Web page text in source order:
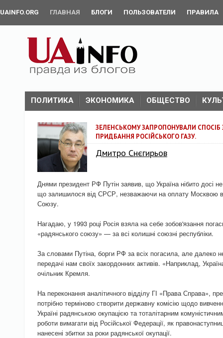
UAINFO.ORG ГЛАВНАЯ БЛОГИ ПОЛЬЗОВАТЕЛИ ПРАВИЛА
ПОЛИТИКА ЭКОНОМИКА ОБЩЕСТВО
ЗЕЛЕНСЬКОМУ ЗАПРОПОНУВАЛИ
ПРИДБАННЯ РОСІЙСЬКОГО ГАЗУ.
Дмитро Снєгирьов
Днями президент РФ Путін заявив, що Україна нібито досі
що залишилося від СРСР, незважаючи на оплату Москвою
Союзу.
Нагадаю, у 1993 році Росія взяла на себе зобов'язання
«радянського союзу» — за всі колишні союзні республіки.
За словами Путіна, борги РФ за всіх погасила, але далеко
передачі нам своїх закордонних активів. «Наприклад,
очільник Кремля.
На переконання аналітичного відділу ГІ «Права Справа»,
потрібно терміново створити державну комісію щодо
Україні радянською окупацією та тоталітарним
роботи вимагати від Російської Федерації, як
нанесені збитки за роки радянської окупації.